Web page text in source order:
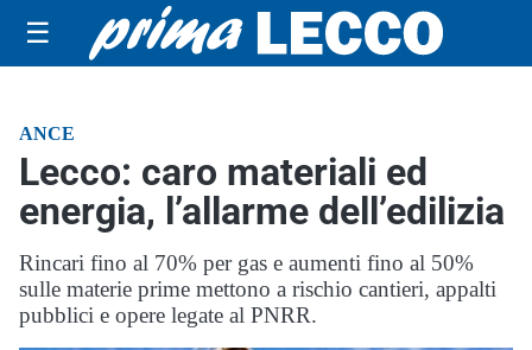
☰
ANCE
Lecco: caro materiali ed
energia, l’allarme dell’edilizia
Rincari fino al 70% per gas e aumenti fino al 50%
sulle materie prime mettono a rischio cantieri, appalti
pubblici e opere legate al PNRR.